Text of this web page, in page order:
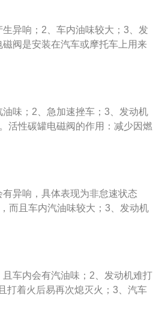
时，电磁阀应关闭。拔下活性碳罐
制诊断，选择活性碳罐电磁阀N8
好。碳罐电磁阀简单的检查方
其他原因。
生气体，如果不将这些气体排出
。如果将这些气体直接排出，会对
将气体直接排出还会导致汽油的浪
收油箱内汽油挥发产生气体。这
免了汽油的浪费。2、在启动发
异响；2、车内油味较大；3、发
阀是安装在汽车或摩托车上用来
燃油效率的装置。碳罐电磁阀的
大气中，引擎启动时将吸附在碳
味；2、急加速挫车；3、发动机
活性碳罐电磁阀的作用：减少因燃
在汽车启动时，电磁阀开启，将
阀损坏；2、碳罐大气口出现汽油
、顿挫、怠速不稳、忽高忽低，
异响，则证明电磁阀损坏。
异响，具体表现为非怠速状态
而且车内汽油味较大；3、发动机
火后容易再次熄灭；4、发动机
燃油效率的装置。判断碳罐电磁
软管后，等待电磁阀工作的时候，
阀一直在吸气或者不吸气没反应，
车内会有汽油味；2、发动机难打
打着火后易再次熄灭火；3、汽车
时可以听见哒哒的响声。判断碳